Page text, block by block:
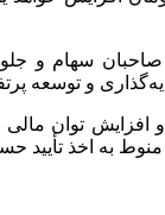
سهام و
و توسعه
و افزایش
به اخذ تأیید